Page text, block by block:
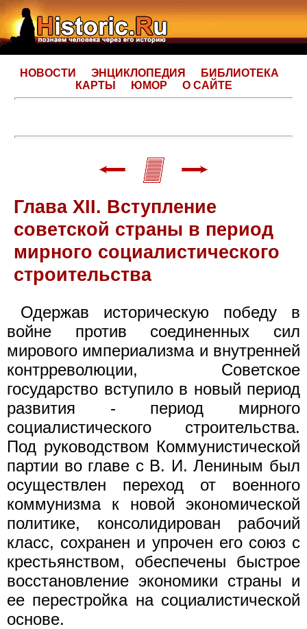
НОВОСТИ ЭНЦИКЛОПЕДИЯ
БИБЛИОТЕКА
КАРТЫ
ЮМОР О САЙТЕ
Глава XII. Вступление
советской страны в период
мирного социалистического
строительства
Одержав историческую победу в
войне против соединенных сил
мирового империализма и внутренней
контрреволюции, Советское
государство вступило в новый период
развития - период мирного
социалистического строительства.
Под руководством Коммунистической
партии во главе с В. И. Лениным был
осуществлен переход от военного
коммунизма к новой экономической
политике, консолидирован рабочий
класс, сохранен и упрочен его союз с
крестьянством, обеспечены быстрое
восстановление экономики страны и
ее перестройка на социалистической
основе.